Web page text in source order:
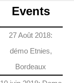
Events
27 Août 2018:
démo Etnies,
Bordeaux